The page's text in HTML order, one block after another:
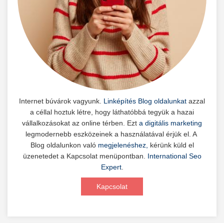
Internet búvárok vagyunk. Linképítés Blog oldalunkat azzal
a céllal hoztuk létre, hogy láthatóbbá tegyük a hazai
vállalkozásokat az online térben. Ezt a digitális marketing
legmodernebb eszközeinek a használatával érjük el. A
Blog oldalunkon való megjelenéshez, kérünk küld el
üzenetedet a Kapcsolat menüpontban. International Seo
Expert.
Kapcsolat